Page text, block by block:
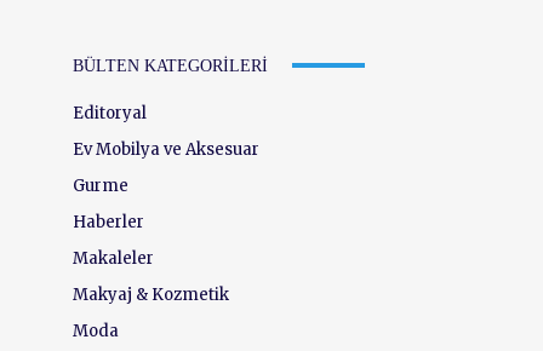
BÜLTEN KATEGORILERI
Editoryal
Ev Mobilya ve Aksesuar
Gurme
Haberler
Makaleler
Makyaj & Kozmetik
Moda